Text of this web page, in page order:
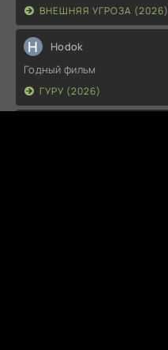
ВНЕШНЯЯ УГРОЗА (2026)
H Hodok
Годный фильм
ГУРУ (2026)